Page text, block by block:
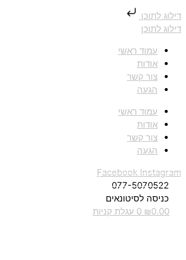
דילוג לתוכן
דילוג לתוכן
עמוד ראשי
אודות
צור קשר
הגעה
עמוד ראשי
אודות
צור קשר
הגעה
Facebook Instagram
077-5070522
כניסה לסיטונאים
₪0.00
0 עגלת קניות